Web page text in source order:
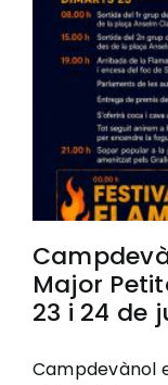
Major
23 i 24 de
Campdevànol